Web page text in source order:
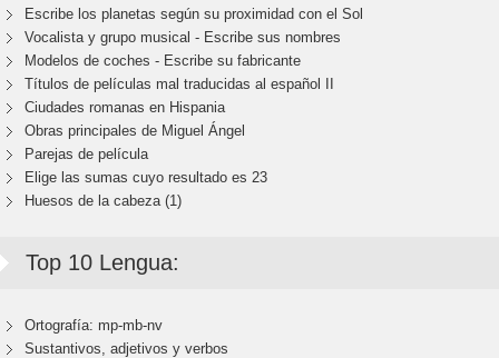
Escribe los planetas según su proximidad con el Sol
Vocalista y grupo musical - Escribe sus nombres
Modelos de coches - Escribe su fabricante
Títulos de películas mal traducidas al español II
Ciudades romanas en Hispania
Obras principales de Miguel Ángel
Parejas de película
Elige las sumas cuyo resultado es 23
Huesos de la cabeza (1)
Top 10 Lengua:
Ortografía: mp-mb-nv
Sustantivos, adjetivos y verbos